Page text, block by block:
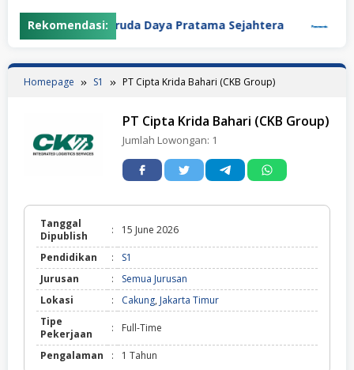
Rekomendasi:
PT Garuda Daya Pratama Sejahtera PT
Homepage S1 PT Cipta Krida Bahari (CKB Group)
PT Cipta Krida Bahari (CKB Group)
Jumlah Lowongan: 1
Tanggal
Dipublish
: 15 June 2026
Pendidikan :
S1
Jurusan
:
Semua Jurusan
Lokasi
: Cakung, Jakarta Timur
Tipe
Pekerjaan
: Full-Time
Pengalaman : 1 Tahun